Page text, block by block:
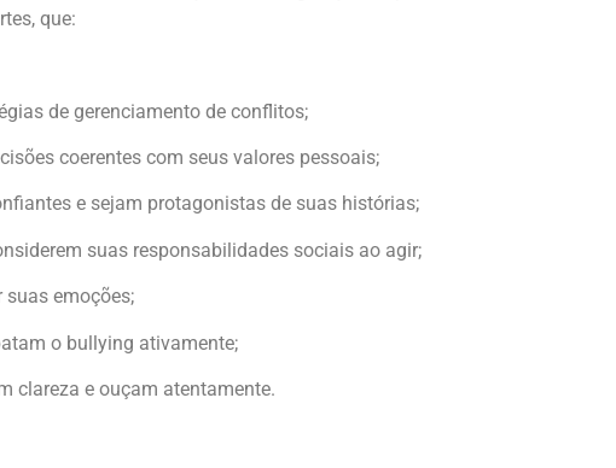
que:
de gerenciamento de conflitos;
coerentes com seus valores pessoais;
e sejam protagonistas de suas histórias;
suas responsabilidades sociais ao agir;
emoções;
o bullying ativamente;
clareza e ouçam atentamente.